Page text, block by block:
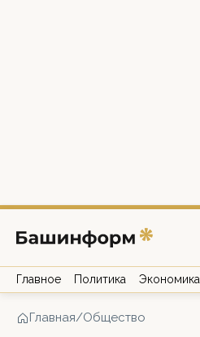
Главное Политика Экономика
Главная/Общество